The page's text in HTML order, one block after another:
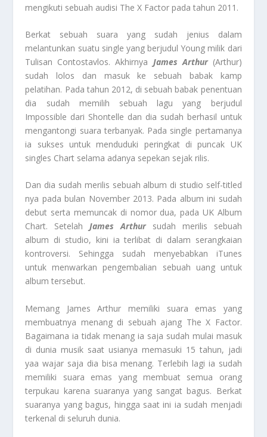
mengikuti sebuah audisi The X Factor pada tahun 2011.
Berkat sebuah suara yang sudah jenius dalam
melantunkan suatu single yang berjudul Young milik dari
Tulisan Contostavlos. Akhirnya James Arthur (Arthur)
sudah lolos dan masuk ke sebuah babak kamp
pelatihan. Pada tahun 2012, di sebuah babak penentuan
dia sudah memilih sebuah lagu yang berjudul
Impossible dari Shontelle dan dia sudah berhasil untuk
mengantongi suara terbanyak. Pada single pertamanya
ia sukses untuk menduduki peringkat di puncak UK
singles Chart selama adanya sepekan sejak rilis.
Dan dia sudah merilis sebuah album di studio self-titled
nya pada bulan November 2013. Pada album ini sudah
debut serta memuncak di nomor dua, pada UK Album
Chart. SetelahJames Arthur sudah merilis sebuah
album di studio, kini ia terlibat di dalam serangkaian
kontroversi. Sehingga sudah menyebabkan iTunes
untuk menwarkan pengembalian sebuah uang untuk
album tersebut.
Memang James Arthur memiliki suara emas yang
membuatnya menang di sebuah ajang The X Factor.
Bagaimana ia tidak menang ia saja sudah mulai masuk
di dunia musik saat usianya memasuki 15 tahun, jadi
yaa wajar saja dia bisa menang. Terlebih lagi ia sudah
memiliki suara emas yang membuat semua orang
terpukau karena suaranya yang sangat bagus. Berkat
suaranya yang bagus, hingga saat ini ia sudah menjadi
terkenal di seluruh dunia.